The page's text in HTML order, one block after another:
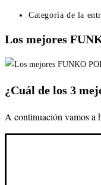
Categoría de la
Los mejores
¿Cuál de los 3
A continuación vamos a